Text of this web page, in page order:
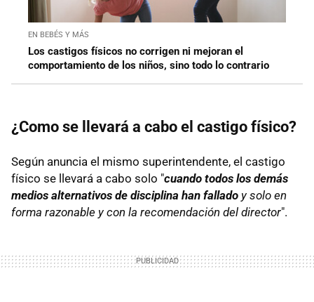
EN BEBÉS Y MÁS
Los castigos físicos no corrigen ni mejoran el
comportamiento de los niños, sino todo lo contrario
¿Como se llevará a cabo el castigo físico?
Según anuncia el mismo superintendente, el castigo
físico se llevará a cabo solo "cuando todos los demás
medios alternativos de disciplina han fallado y solo en
forma razonable y con la recomendación del director".